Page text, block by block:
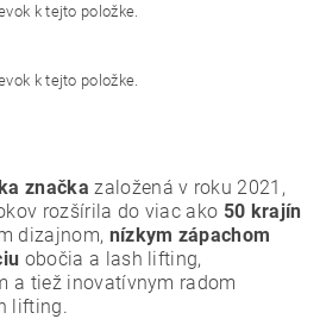
k tejto položke.
k tejto položke.
značka založená v roku 2021,
rozšírila do viac ako 50 krajín
dizajnom, nízkym zápachom
obočia a lash lifting,
a tiež inovatívnym radom
lifting.